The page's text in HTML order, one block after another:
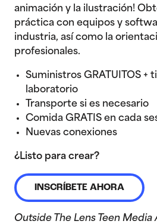
animación y la ilustración!
práctica con equipos y
industria, así como la
profesionales.
Suministros GRATUITOS +
laboratorio
Transporte si es necesario
Comida GRATIS en cada
Nuevas conexiones
¿Listo para crear?
INSCRÍBETE AHORA
Outside The Lens Teen Media